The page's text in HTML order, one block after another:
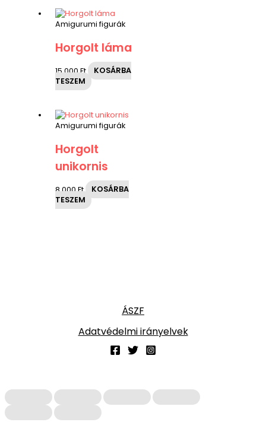
Amigurumi figurák
Horgolt láma
15,000Ft
KOSÁRBA
TESZEM
Amigurumi figurák
Horgolt
unikornis
8,000Ft
KOSÁRBA
TESZEM
ÁSZF
Adatvédelmi irányelvek